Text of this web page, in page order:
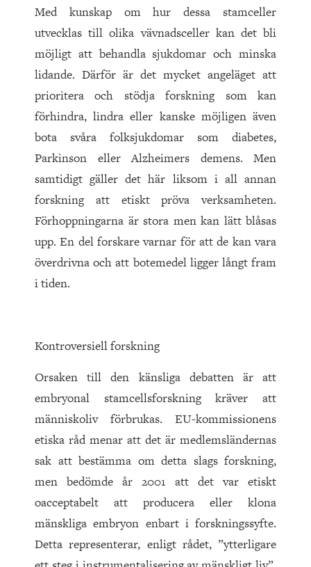
Med kunskap om hur dessa stamceller
utvecklas till olika vävnadsceller kan det bli
möjligt att behandla sjukdomar och minska
lidande. Därför är det mycket angeläget att
prioritera och stödja forskning som kan
förhindra, lindra eller kanske möjligen även
bota svåra folksjukdomar som diabetes,
Parkinson eller Alzheimers demens. Men
samtidigt gäller det här liksom i all annan
forskning att etiskt pröva verksamheten.
Förhoppningarna är stora men kan lätt blåsas
upp. En del forskare varnar för att de kan vara
överdrivna och att botemedel ligger långt fram
i tiden.
Kontroversiell forskning
Orsaken till den känsliga debatten är att
embryonal stamcellsforskning kräver att
människoliv förbrukas. EU-kommissionens
etiska råd menar att det är medlemsländernas
sak att bestämma om detta slags forskning,
men bedömde år 2001 att det var etiskt
oacceptabelt att producera eller klona
mänskliga embryon enbart i forskningssyfte.
Detta representerar, enligt rådet, ”ytterligare